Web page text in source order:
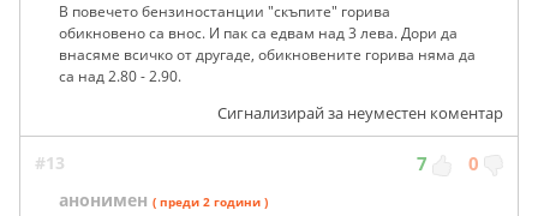
В повечето бензиностанции "скъпите" горива
обикновено са внос. И пак са едвам над 3 лева. Дори да
внасяме всичко от другаде, обикновените горива няма да
са над 2.80 - 2.90.
Сигнализирай за неуместен коментар
#13 7 0
анонимен ( преди 2 години )